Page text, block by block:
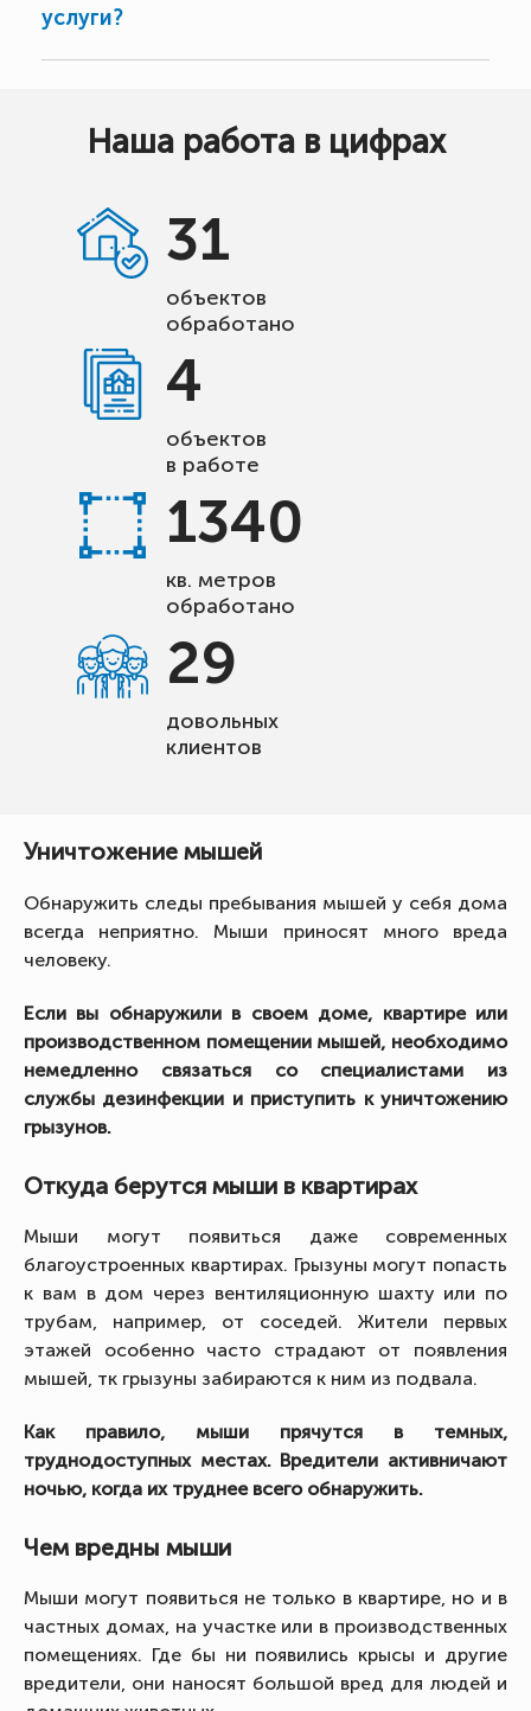
услуги?
Наша работа в цифрах
31
объектов
обработано
4
объектов
в работе
1340
кв. метров
обработано
29
довольных
клиентов
Уничтожение мышей
Обнаружить следы пребывания мышей у себя дома
всегда неприятно. Мыши приносят много вреда
человеку.
Если вы обнаружили в своем доме, квартире или
производственном помещении мышей, необходимо
немедленно связаться со специалистами из
службы дезинфекции и приступить к уничтожению
грызунов.
Откуда берутся мыши в квартирах
Мыши могут появиться даже современных
благоустроенных квартирах. Грызуны могут попасть
к вам в дом через вентиляционную шахту или по
трубам, например, от соседей. Жители первых
этажей особенно часто страдают от появления
мышей, тк грызуны забираются к ним из подвала.
Как правило, мыши прячутся в темных,
труднодоступных местах. Вредители активничают
ночью, когда их труднее всего обнаружить.
Чем вредны мыши
Мыши могут появиться не только в квартире, но и в
частных домах, на участке или в производственных
помещениях. Где бы ни появились крысы и другие
вредители, они наносят большой вред для людей и